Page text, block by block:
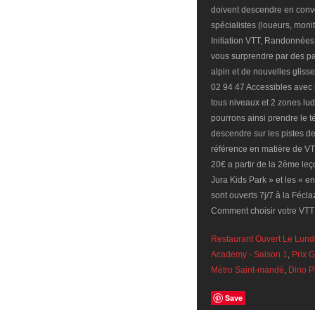
Restaurant Ouvert Le
Academy - Saison 1, Prix
Métro Saint-mandé, Dino
Save